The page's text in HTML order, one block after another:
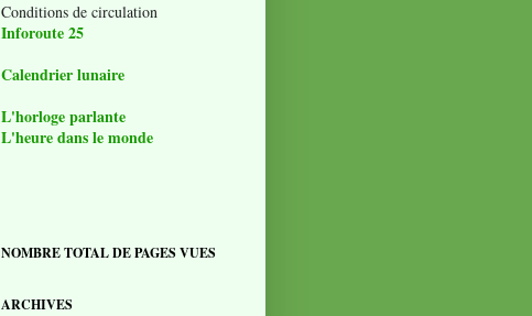
Conditions de circulation
Inforoute 25
Calendrier lunaire
L'horloge parlante
L'heure dans le monde
NOMBRE TOTAL DE PAGES VUES
ARCHIVES